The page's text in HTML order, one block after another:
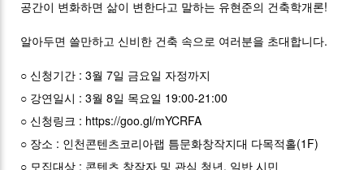
공간이 변화하면 삶이 변한다고 말하는 유현준의 건축학개론!
알아두면 쓸만하고 신비한 건축 속으로 여러분을 초대합니다.
○ 신청기간 : 3월 7일 금요일 자정까지
○ 강연일시 : 3월 8일 목요일 19:00-21:00
○ 신청링크 : https://goo.gl/mYCRFA
○ 장소 : 인천콘텐츠코리아랩 틈문화창작지대 다목적홀(1F)
○ 모집대상 : 콘텐츠 창작자 및 관심 청년, 일반 시민